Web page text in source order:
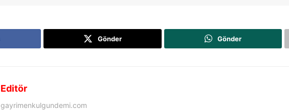
Gönder Gönder
Editör
gayrimenkulgundemi.com